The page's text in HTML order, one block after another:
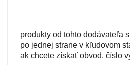
produkty od tohto dodávateľa
po jednej strane v kľudovom
ak chcete získať obvod, číslo